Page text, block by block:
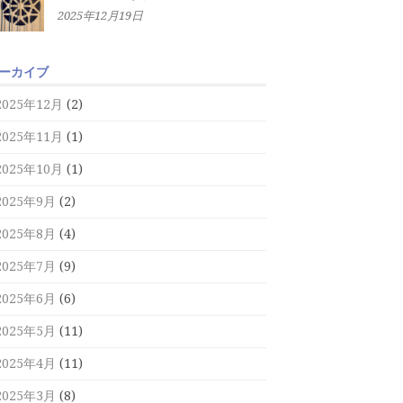
2025年12月19日
カイブ
年12月 (2)
年11月 (1)
年10月 (1)
年9月 (2)
年8月 (4)
年7月 (9)
年6月 (6)
年5月 (11)
年4月 (11)
年3月 (8)